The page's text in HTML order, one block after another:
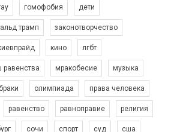
Зупинимо насильство проти ЛГБТ в Україні! Stop violence against LGBT in Ukraine!
промо-ролік на конкурс PACT, який
"Гей-альянс Україна" з протидії
в Україні.
Нравится • 5 Комментариев
гомофобия дети
трамп законотворчество
кино лгбт
равенства мракобесие музыка
олимпиада права человека
равенство равноправие религия
сочи спорт суд сша